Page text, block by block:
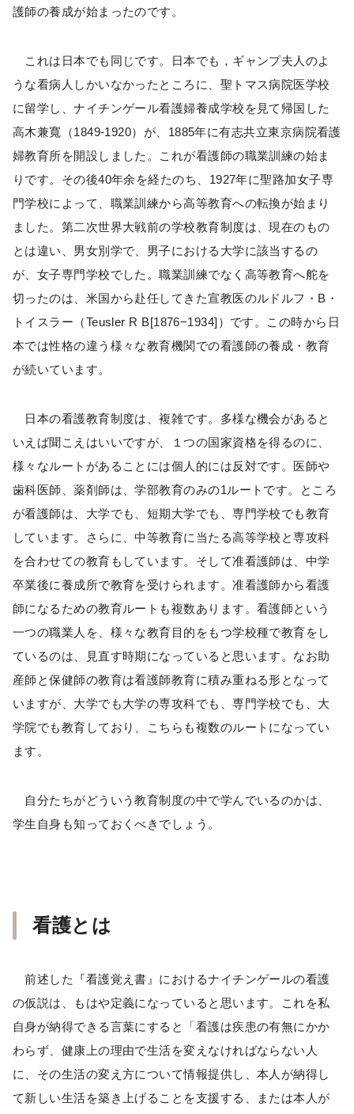
護師の養成が始まったのです。
これは日本でも同じです。日本でも，ギャンプ夫人のよ
うな看病人しかいなかったところに、聖トマス病院医学校
に留学し、ナイチンゲール看護婦養成学校を見て帰国した
高木兼寬（1849-1920）が、1885年に有志共立東京病院看護
婦教育所を開設しました。これが看護師の職業訓練の始ま
りです。その後40年余を経たのち、1927年に聖路加女子専
門学校によって、職業訓練から高等教育への転換が始まり
ました。第二次世界大戦前の学校教育制度は、現在のもの
とは違い、男女別学で、男子における大学に該当するの
が、女子専門学校でした。職業訓練でなく高等教育へ舵を
切ったのは、米国から赴任してきた宣教医のルドルフ・B・
トイスラー（Teusler R B[1876−1934]）です。この時から日
本では性格の違う様々な教育機関での看護師の養成・教育
が続いています。
日本の看護教育制度は、複雑です。多様な機会があると
いえば聞こえはいいですが、１つの国家資格を得るのに、
様々なルートがあることには個人的には反対です。医師や
歯科医師、薬剤師は、学部教育のみの1ルートです。ところ
が看護師は、大学でも、短期大学でも、専門学校でも教育
しています。さらに、中等教育に当たる高等学校と専攻科
を合わせての教育もしています。そして准看護師は、中学
卒業後に養成所で教育を受けられます。准看護師から看護
師になるための教育ルートも複数あります。看護師という
一つの職業人を、様々な教育目的をもつ学校種で教育をし
ているのは、見直す時期になっていると思います。なお助
産師と保健師の教育は看護師教育に積み重ねる形となって
いますが、大学でも大学の専攻科でも、専門学校でも、大
学院でも教育しており、こちらも複数のルートになってい
ます。
自分たちがどういう教育制度の中で学んでいるのかは、
学生自身も知っておくべきでしょう。
看護とは
前述した『看護覚え書』におけるナイチンゲールの看護
の仮説は、もはや定義になっていると思います。これを私
自身が納得できる言葉にすると「看護は疾患の有無にかか
わらず、健康上の理由で生活を変えなければならない人
に、その生活の変え方について情報提供し、本人が納得し
て新しい生活を築き上げることを支援する、または本人が